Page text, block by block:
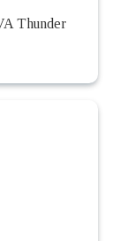
Thunder